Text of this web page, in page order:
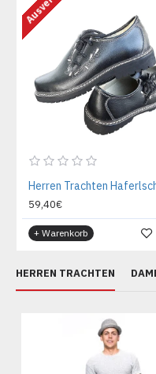
59,40€
+ Warenkorb
HERREN TRACHTEN